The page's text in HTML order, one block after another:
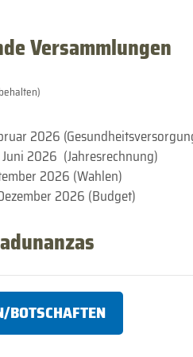
Versammlungen
2026
2026 (Jahresrechnung)
2026 (Wahlen)
2026 (Budget)
BOTSCHAFTEN